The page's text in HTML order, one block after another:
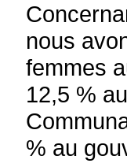
nous
femmes
12,5 %
% au